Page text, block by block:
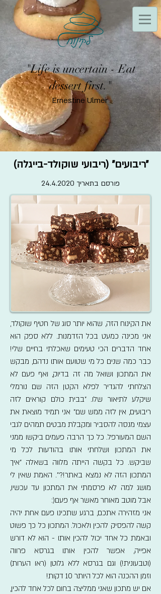
"Life is uncertain - Eat
dessert first."
Ernestine Ulmer
״ריבועים״ (ריבועי שוקולד-בייגלה)
פורסם בתאריך 24.4.2020
את הקינוח הזה, שהוא יותר סוג של חטיף שוקולד,
אני מכינה כמעט בכל הזדמנות. ללא ספק הוא
אחד הדברים הכי טעימים שאכלתי בחיים שלי!
כבר כמה שנים כל מי שטועם אותו נדהם, מבקש
את המתכון ושואל מה זה בדיוק, ואף פעם לא
הצלחתי להגדיר לפלא הקטן הזה שם נורמלי
שיקלע לתיאור שלו. "בבית כולם קוראים לזה
ריבועים, אין לזה ממש שם" אני תמיד מוצאת את
עצמי מנסה להסביר ומקבלת מבטים תמהים לגבי
השם המעורפל. כל כך הרבה פעמים ביקשו ממני
את המתכון ושלחתי אותו בהודעות לכל מי
שביקש. כל בקשה הייתה מלווה בשאלה "איך
המתכון הזה לא נמצא באתר!?". האמת שאין לי
מושג למה לא פרסמתי את המתכון עד עכשיו,
אבל מוטב מאוחר מאשר אף פעם(:
אני מזהירה אתכם, ברגע שתכינו פעם אחת יהיה
קשה להפסיק להכין ולאכול. המתכון כל כך פשוט
ובאמת כל אחד יכול להכין אותו - הוא לא דורש
אפייה, אפשר להכין אותו בגרסא פרווה
(וטבעונית!) וגם בגרסא ללא גלוטן (ראו הערות)
וזמן ההכנה הוא לכל היותר 10 דקות!
אם יש מתכון שאני ממליצה בחום לכל אחד להכין,